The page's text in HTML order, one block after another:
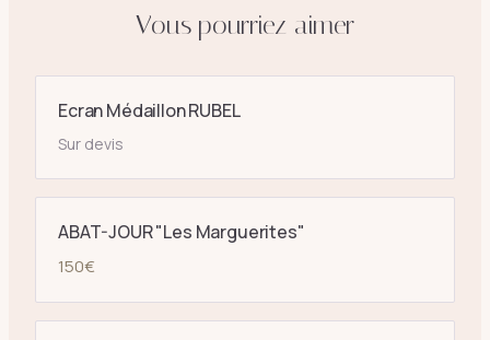
Vous pourriez aimer
Ecran Médaillon RUBEL
Sur devis
ABAT-JOUR "Les Marguerites"
150€